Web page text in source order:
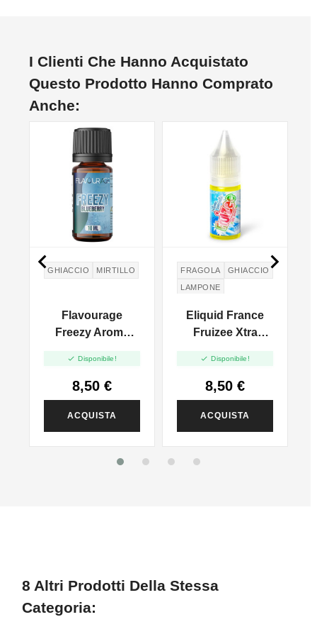
I Clienti Che Hanno Acquistato
Questo Prodotto Hanno Comprato
Anche:
GHIACCIO MIRTILLO
Flavourage
Freezy Aroma
 Disponibile!
8,50 €
ACQUISTA
FRAGOLA
GHIACCIO
LAMPONE
Eliquid France
Fruizee Xtra
Moon - 10ml
 Disponibile!
8,50 €
ACQUISTA
 
8 Altri Prodotti Della Stessa
Categoria: